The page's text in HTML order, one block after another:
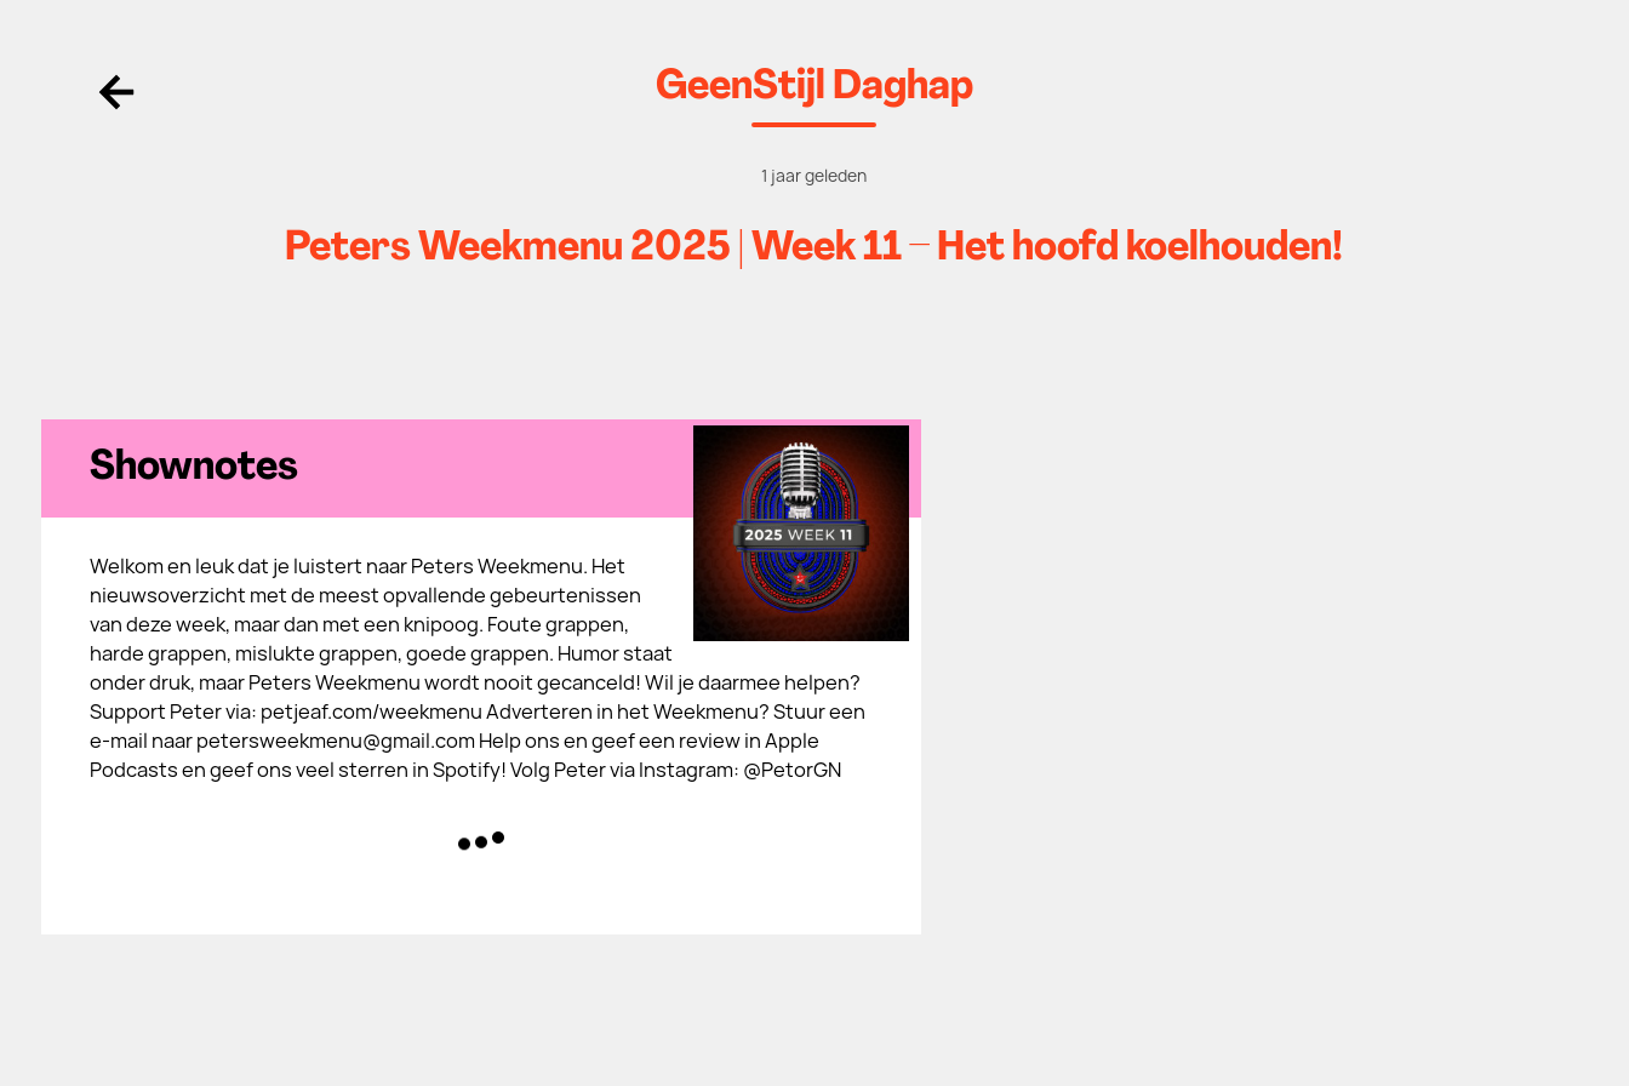
Ga terug
GeenStijl Daghap
1 jaar geleden
Peters Weekmenu 2025 | Week 11 – Het hoofd koelhouden!
Shownotes
Welkom en leuk dat je luistert naar Peters Weekmenu. Het
nieuwsoverzicht met de meest opvallende gebeurtenissen
van deze week, maar dan met een knipoog. Foute grappen,
harde grappen, mislukte grappen, goede grappen. Humor staat
onder druk, maar Peters Weekmenu wordt nooit gecanceld! Wil je daarmee helpen?
Support Peter via: petjeaf.com/weekmenu Adverteren in het Weekmenu? Stuur een
e-mail naar petersweekmenu@gmail.com Help ons en geef een review in Apple
Podcasts en geef ons veel sterren in Spotify! Volg Peter via Instagram: @PetorGN